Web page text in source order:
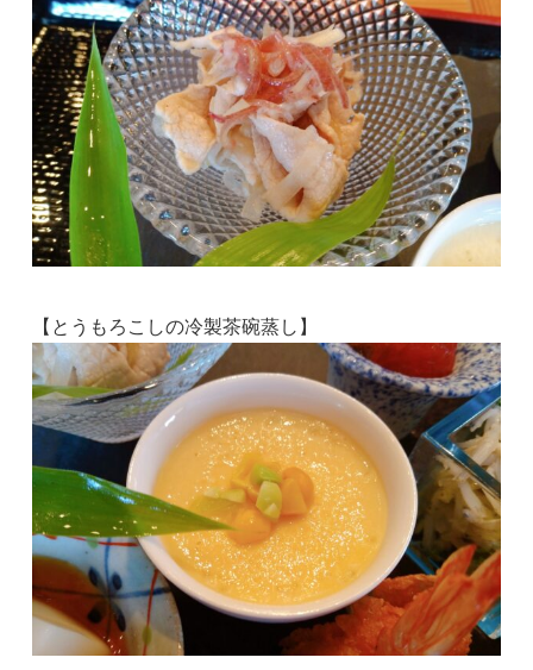
【とうもろこしの冷製茶碗蒸し】